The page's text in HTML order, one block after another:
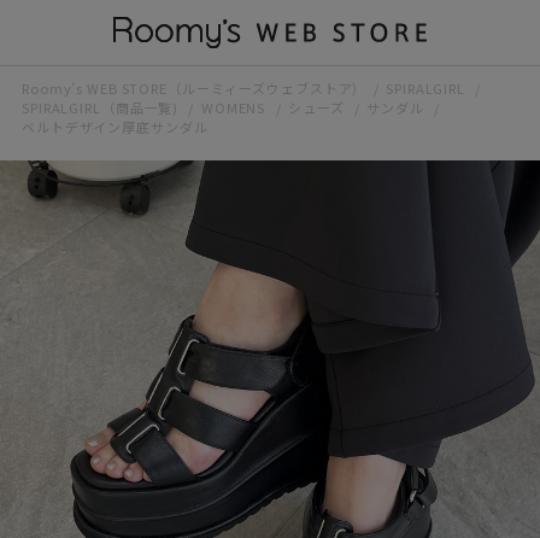
Roomy’s WEB STORE（ルーミィーズウェブストア）
SPIRALGIRL
SPIRALGIRL（商品一覧)
WOMENS シューズ
サンダル
ベルトデザイン厚底サンダル